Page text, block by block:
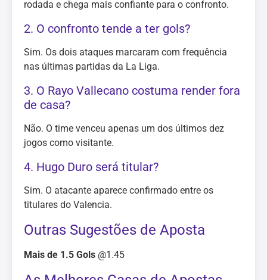
rodada e chega mais confiante para o confronto.
2. O confronto tende a ter gols?
Sim. Os dois ataques marcaram com frequência
nas últimas partidas da La Liga.
3. O Rayo Vallecano costuma render fora
de casa?
Não. O time venceu apenas um dos últimos dez
jogos como visitante.
4. Hugo Duro será titular?
Sim. O atacante aparece confirmado entre os
titulares do Valencia.
Outras Sugestões de Aposta
Mais de 1.5 Gols @1.45